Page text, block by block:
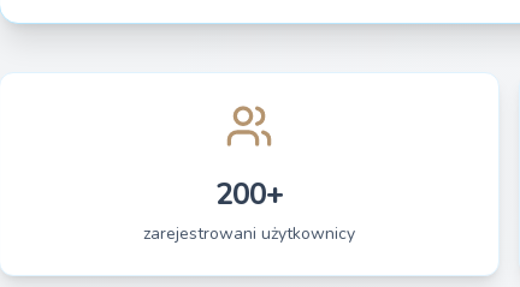
200+
zarejestrowani użytkownicy